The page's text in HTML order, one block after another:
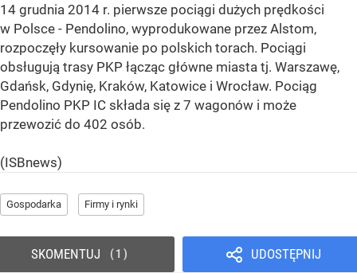
14 grudnia 2014 r. pierwsze pociągi dużych prędkości
w Polsce - Pendolino, wyprodukowane przez Alstom,
rozpoczęły kursowanie po polskich torach. Pociągi
obsługują trasy PKP łącząc główne miasta tj. Warszawę,
Gdańsk, Gdynię, Kraków, Katowice i Wrocław. Pociąg
Pendolino PKP IC składa się z 7 wagonów i może
przewozić do 402 osób.
(ISBnews)
Gospodarka Firmy i rynki
UDOSTĘPNIJ
SKOMENTUJ 1